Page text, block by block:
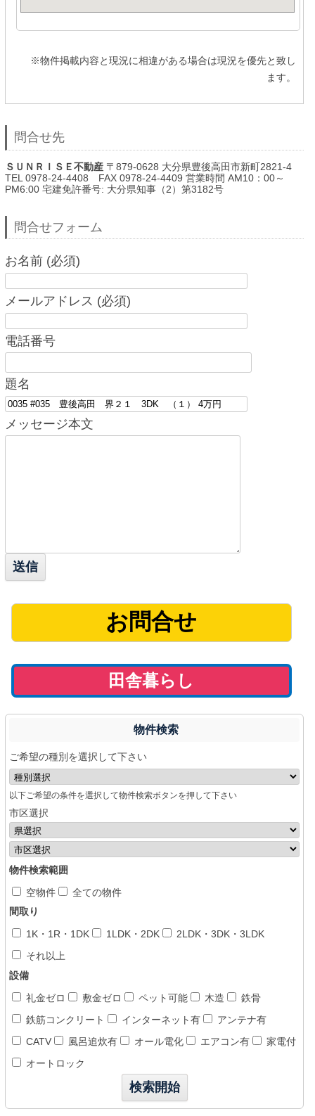
※物件掲載内容と現況に相違がある場合は現況を優先と致し
ます。
問合せ先
ＳＵＮＲＩＳＥ不動産 〒879-0628 大分県豊後高田市新町2821-4
TEL 0978-24-4408 FAX 0978-24-4409 営業時間 AM10：00～
PM6:00 宅建免許番号: 大分県知事（2）第3182号
問合せフォーム
お名前 (必須)
メールアドレス (必須)
電話番号
題名
メッセージ本文
お問合せ
田舎暮らし
物件検索
ご希望の種別を選択して下さい
以下ご希望の条件を選択して物件検索ボタンを押して下さい
市区選択
物件検索範囲
空物件
全ての物件
間取り
1K・1R・1DK 1LDK・2DK
2LDK・3DK・3LDK
それ以上
設備
礼金ゼロ 敷金ゼロ ペット可能 木造
鉄骨
鉄筋コンクリート
インターネット有
アンテナ有
CATV
風呂追炊有 オール電化 エアコン有
家電付
オートロック